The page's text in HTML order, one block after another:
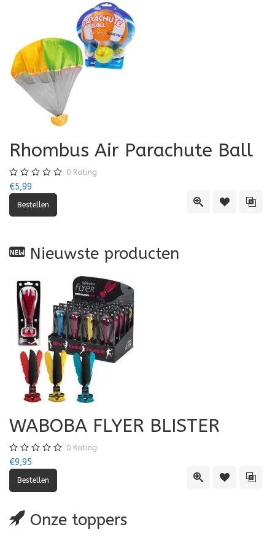
Quick ViewToevoegen
Rhombus Air Parachute Ball
0 Rating
€5,99
Nieuwste producten
Quick ViewToevoegen
WABOBA FLYER BLISTER
0 Rating
€9,95
Onze toppers